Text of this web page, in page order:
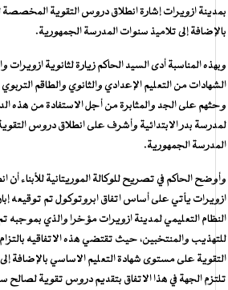
بمدينة ازويرات إشارة انطلاق دروس التقوية المخصصة
بالإضافة إلى تلاميذ سنوات المدرسة الجمهورية.
وبهذه المناسبة أدى السيد الحاكم زيارة لثانوية
الشهادات من التعليم الإعدادي والثانوي والطاقم
وحثهم على الجد والمثابرة من أجل الاستفادة من هذه
لمدرسة بدر الابتدائية وأشرف على انطلاق دروس
المدرسة الجمهورية.
وأوضح الحاكم في تصريح للوكالة الموريتانية للأبناء أن
ازويرات يأتي على أساس اتفاق ابروتوكول تم توقيعه
النظام التعليمي لمدينة ازويرات مؤخرا والذي بموجبه تم
للتهذيب والمنتخبين، حيث تقتضي هذه الاتفاقيه
التقوية على مستوى شهادة التعليم الاساسي بالإضافة
تلتزم الجهة في هذا الاتفاق بتقديم دروس تقوية لصالح